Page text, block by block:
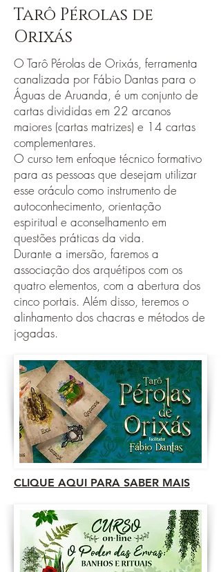
Tarô Pérolas de
Orixás
O Tarô Pérolas de Orixás, ferramenta
canalizada por Fábio Dantas para o
Águas de Aruanda, é um conjunto de
cartas divididas em 22 arcanos
maiores (cartas matrizes) e 14 cartas
complementares.
O curso tem enfoque técnico formativo
para as pessoas que desejam utilizar
esse oráculo como instrumento de
autoconhecimento, orientação
espiritual e aconselhamento em
questões práticas da vida.
Durante a imersão, faremos a
associação dos arquétipos com os
quatro elementos, com a abertura dos
cinco portais. Além disso, teremos o
alinhamento dos chacras e métodos de
jogadas.
CLIQUE AQUI PARA SABER MAIS